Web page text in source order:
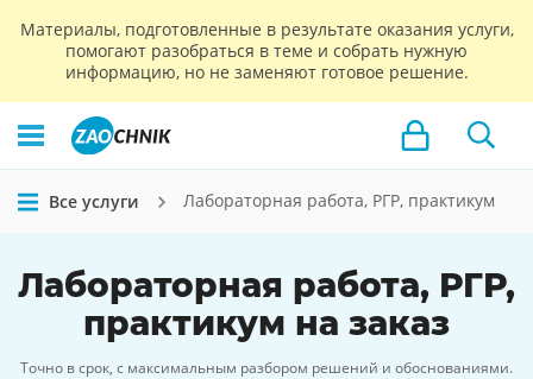
Материалы, подготовленные в результате оказания услуги,
помогают разобраться в теме и собрать нужную
информацию, но не заменяют готовое решение.
Все услуги Лабораторная работа, РГР, практикум
Лабораторная работа, РГР,
практикум на заказ
Точно в срок, с максимальным разбором решений и обоснованиями.